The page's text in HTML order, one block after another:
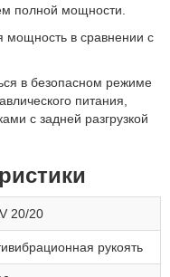
полной мощности.
мощность в сравнении с
в безопасном режиме
питания,
с задней разгрузкой
20/20
рукоять